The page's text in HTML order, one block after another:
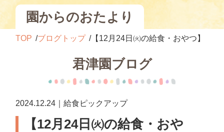
園からのおたより
TOP ブログトップ 【12月24日㈫の給食・おやつ】
君津園ブログ
2024.12.24｜給食ピックアップ
【12月24日㈫の給食・おや